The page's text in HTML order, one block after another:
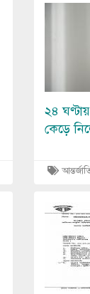
২৪
কেড়ে
Image